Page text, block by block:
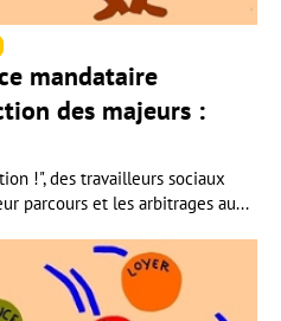
mandataire
des majeurs :
!", des travailleurs sociaux
parcours et les arbitrages au...